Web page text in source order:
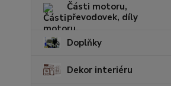
Části motoru,
převodovek, díly
Doplňky
Dekor interiéru